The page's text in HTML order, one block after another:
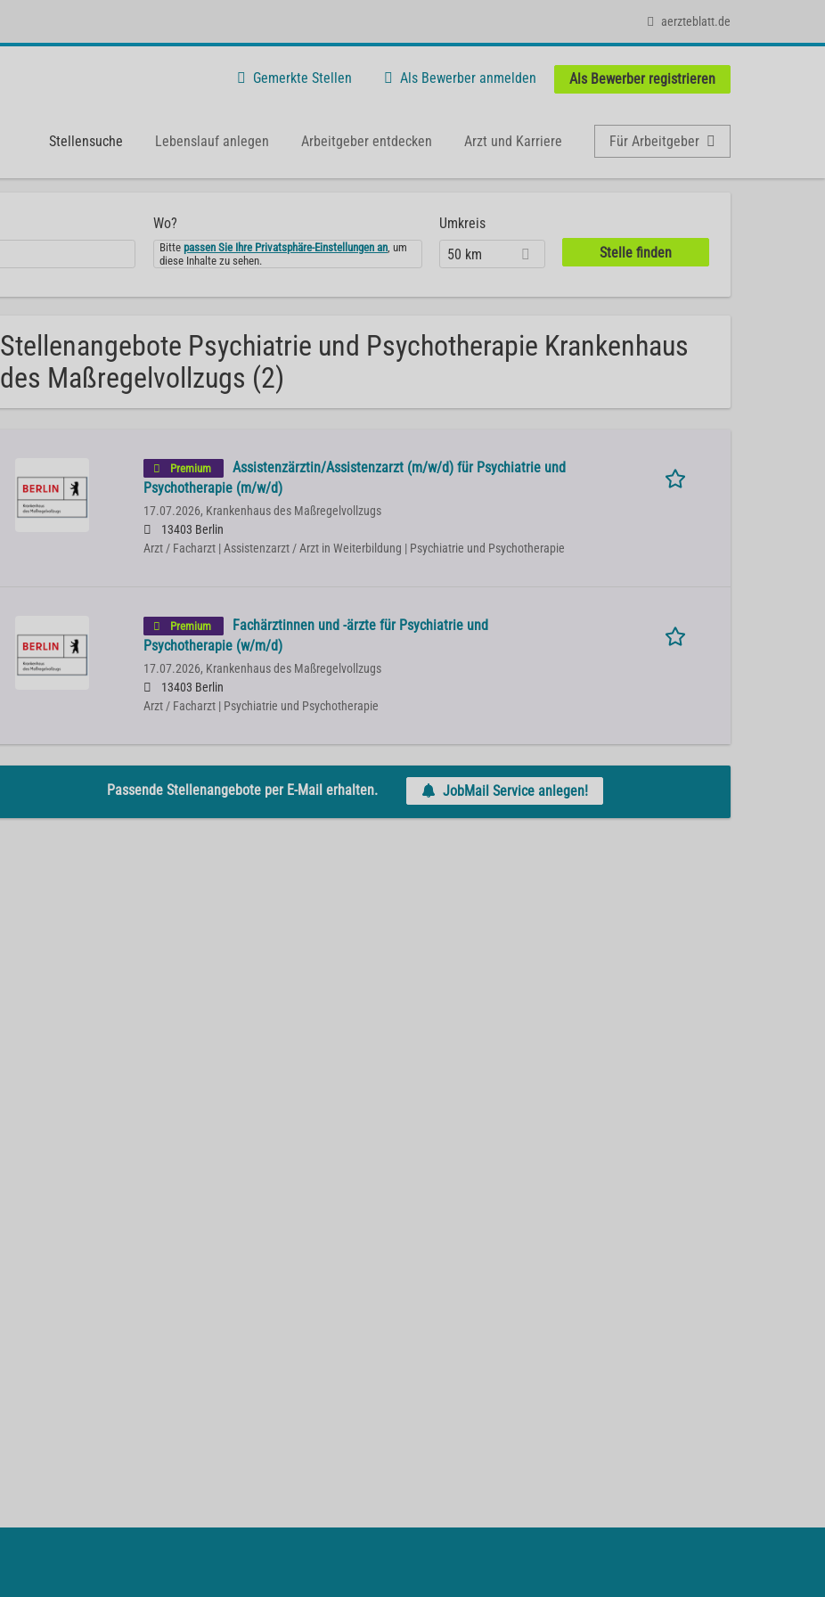
aerzteblatt.de
Gemerkte Stellen Als Bewerber anmelden Als Bewerber registrieren
Stellensuche Lebenslauf anlegen Arbeitgeber entdecken Arzt und Karriere Für Arbeitgeber
Wo?
Bittepassen Sie Ihre Privatsphäre-Einstellungen an, um
diese Inhalte zu sehen.
Umkreis
50 km
Stellenangebote Psychiatrie und Psychotherapie Krankenhaus
des Maßregelvollzugs (2)
Premium
Assistenzärztin/Assistenzarzt (m/w/d) für Psychiatrie und
Psychotherapie (m/w/d)
17.07.2026, Krankenhaus des Maßregelvollzugs
13403 Berlin
Arzt / Facharzt | Assistenzarzt / Arzt in Weiterbildung | Psychiatrie und Psychotherapie
Premium
Fachärztinnen und -ärzte für Psychiatrie und
Psychotherapie (w/m/d)
17.07.2026, Krankenhaus des Maßregelvollzugs
13403 Berlin
Arzt / Facharzt | Psychiatrie und Psychotherapie
Passende Stellenangebote per E-Mail erhalten. JobMail Service anlegen!